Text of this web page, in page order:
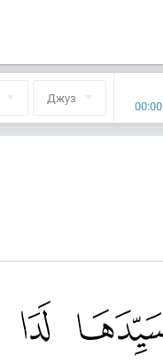
Джуз 00:00